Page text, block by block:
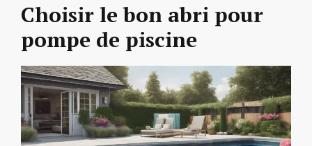
Choisir le bon abri pour
pompe de piscine